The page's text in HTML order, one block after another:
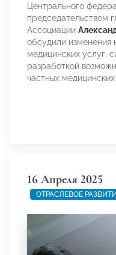
Центрального
председательством
Ассоциации
обсудили изменения
медицинских услуг,
разработкой
частных
16 Апреля 2025
ОТРАСЛЕВОЕ